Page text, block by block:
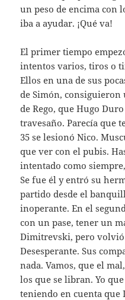
un peso de encima con
iba a ayudar. ¡Qué va!
El primer tiempo
intentos varios, tiros o
Ellos en una de sus
de Simón,
de Rego, que Hugo
travesaño. Parecía que
35 se lesionó Nico.
que ver con el pubis.
intentado como
Se fue él y entró su
partido desde el
inoperante. En el
con un pase, tener un
Dimitrevski, pero
Desesperante. Sus
nada. Vamos, que el
los que se libran. Yo
teniendo en cuenta